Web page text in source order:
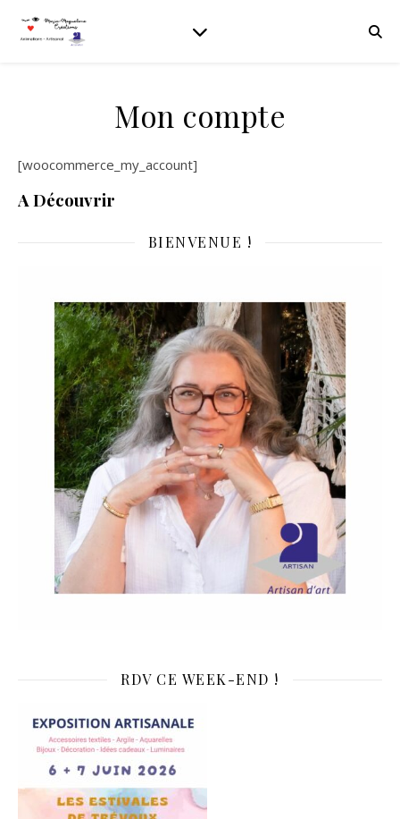
Mon compte
[woocommerce_my_account]
A Découvrir
BIENVENUE !
RDV CE WEEK-END !